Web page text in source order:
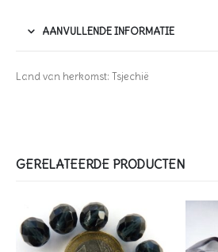
AANVULLENDE INFORMATIE
Land van herkomst: Tsjechië
GERELATEERDE PRODUCTEN